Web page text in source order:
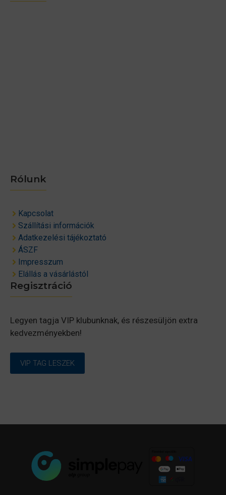
Rólunk
Kapcsolat
Szállítási információk
Adatkezelési tájékoztató
ÁSZF
Impresszum
Elállás a vásárlástól
Regisztráció
Legyen tagja VIP klubunknak, és részesüljön extra
kedvezményekben!
VIP TAG LESZEK